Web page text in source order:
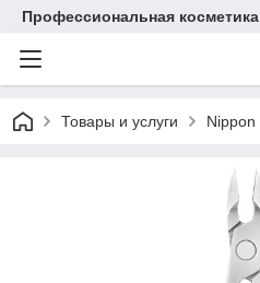
Профессиональная
Товары и услуги Nippon